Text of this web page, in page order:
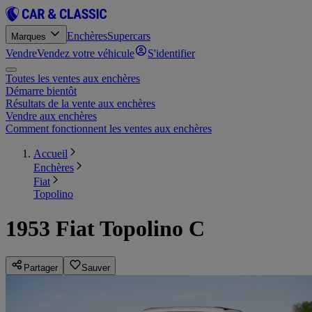
Marques EnchèresSupercars
VendreVendez votre véhicule S'identifier
Toutes les ventes aux enchères
Démarre bientôt
Résultats de la vente aux enchères
Vendre aux enchères
Comment fonctionnent les ventes aux enchères
Accueil
Enchères
Fiat
Topolino
1953 Fiat Topolino C
Partager Sauver